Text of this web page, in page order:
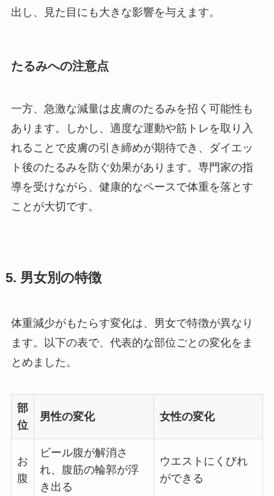
出し、見た目にも大きな影響を与えます。
たるみへの注意点
一方、急激な減量は皮膚のたるみを招く可能性も
あります。しかし、適度な運動や筋トレを取り入
れることで皮膚の引き締めが期待でき、ダイエッ
ト後のたるみを防ぐ効果があります。専門家の指
導を受けながら、健康的なペースで体重を落とす
ことが大切です。
5. 男女別の特徴
体重減少がもたらす変化は、男女で特徴が異なり
ます。以下の表で、代表的な部位ごとの変化をま
とめました。
部
位
男性の変化 女性の変化
お
腹
ビール腹が解消さ
れ、腹筋の輪郭が浮
き出る
ウエストにくびれ
ができる